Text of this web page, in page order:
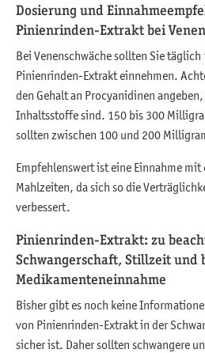
Dosierung und
Pinienrinden-Extrakt bei
Bei Venenschwäche sollten Sie
Pinienrinden-Extrakt einnehmen.
den Gehalt an Procyanidinen
Inhaltsstoffe sind. 150 bis 300
sollten zwischen 100 und 200
Empfehlenswert ist eine Einnahme mit
Mahlzeiten, da sich so die
verbessert.
Pinienrinden-Extrakt: zu
Schwangerschaft, Stillzeit und
Medikamenteneinnahme
Bisher gibt es noch keine
von Pinienrinden-Extrakt in der
sicher ist. Daher sollten schwangere